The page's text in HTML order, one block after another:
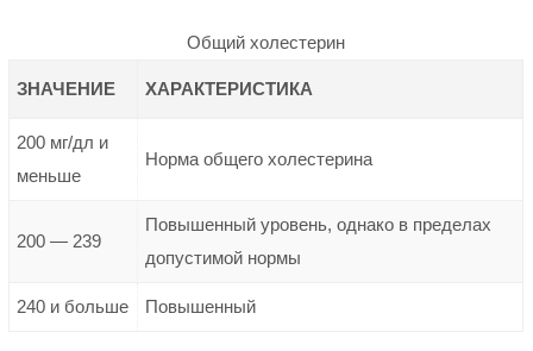
Общий холестерин
ЗНАЧЕНИЕ ХАРАКТЕРИСТИКА
200 мг/дл и
меньше
Норма общего холестерина
200 — 239
Повышенный уровень, однако в пределах
допустимой нормы
240 и больше Повышенный